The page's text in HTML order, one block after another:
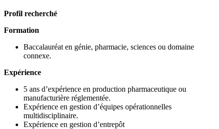
Profil recherché
Formation
Baccalauréat en génie, pharmacie, sciences ou domaine
connexe.
Expérience
5 ans d’expérience en production pharmaceutique ou
manufacturière réglementée.
Expérience en gestion d’équipes opérationnelles
multidisciplinaire.
Expérience en gestion d’entrepôt